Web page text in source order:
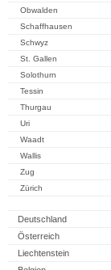
Obwalden
Schaffhausen
Schwyz
St. Gallen
Solothurn
Tessin
Thurgau
Uri
Waadt
Wallis
Zug
Zürich
Deutschland
Österreich
Liechtenstein